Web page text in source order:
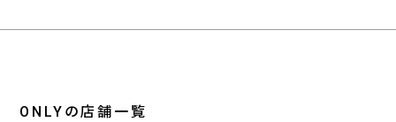
ONLYの店舗一覧